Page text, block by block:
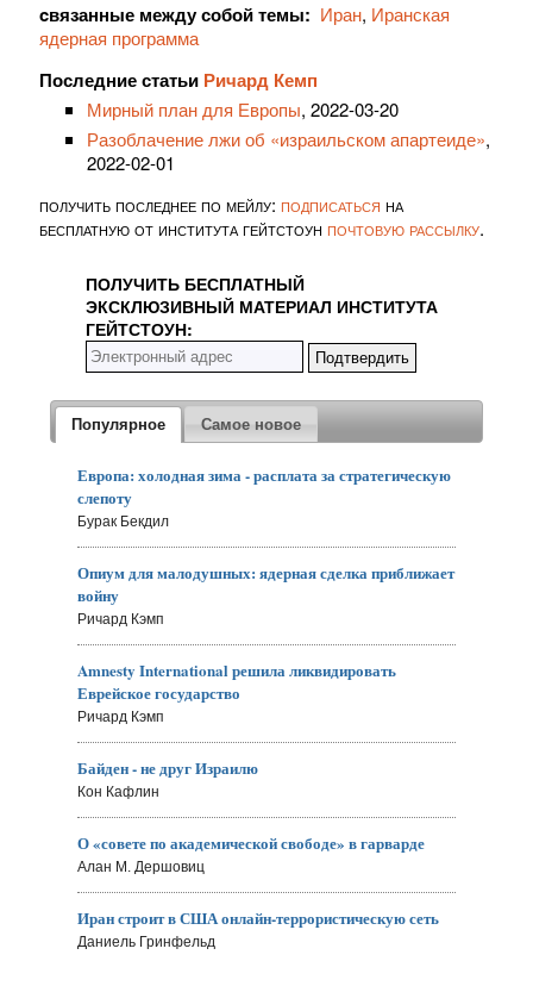
cвязанные между собой темы: Иран, Иранская
ядерная программа
Последние статьи Ричард Кемп
Мирный план для Европы, 2022-03-20
Разоблачение лжи об «израильском апартеиде»,
2022-02-01
получить последнее по мейлу: подписаться на
бесплатную от института гейтстоун почтовую рассылку.
ПОЛУЧИТЬ БЕСПЛАТНЫЙ
ЭКСКЛЮЗИВНЫЙ МАТЕРИАЛ ИНСТИТУТА
ГЕЙТСТОУН:
Популярное Самое новое
Европа: холодная зима - расплата за стратегическую
слепоту
Бурак Бекдил
Опиум для малодушных: ядерная сделка приближает
войну
Ричард Кэмп
Amnesty International решила ликвидировать
Еврейское государство
Ричард Кэмп
Байден - не друг Израилю
Кон Кафлин
О «совете по академической свободе» в гарварде
Алан М. Дершовиц
Иран строит в США онлайн-террористическую сеть
Даниель Гринфельд